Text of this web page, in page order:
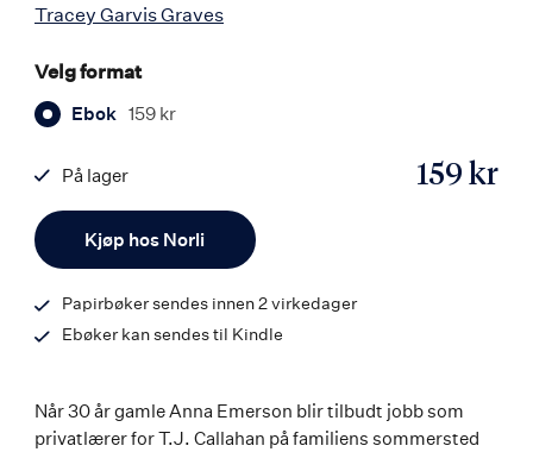
Tracey Garvis Graves
Velg format
Ebok 159 kr
Kjøp hos Norli
159 kr
På lager
9788203219207
Papirbøker sendes innen 2 virkedager
Ebøker kan sendes til Kindle
Når 30 år gamle Anna Emerson blir tilbudt jobb som
privatlærer for T.J. Callahan på familiens sommersted